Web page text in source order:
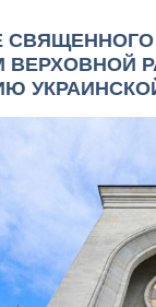
ВЕРХОВНОЙ